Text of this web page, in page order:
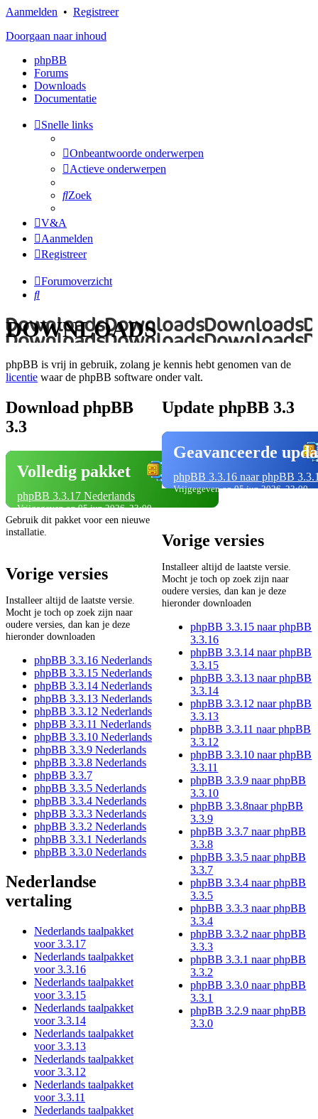
Aanmelden • Registreer
Doorgaan naar inhoud
phpBB
Forums
Downloads
Documentatie
Snelle links
Onbeantwoorde onderwerpen
Actieve onderwerpen
Zoek
V&A
Aanmelden
Registreer
Forumoverzicht
Zoek
DOWNLOADS
phpBB is vrij in gebruik, zolang je kennis hebt genomen van de
licentie waar de phpBB software onder valt.
Download phpBB
3.3
Volledig pakket
phpBB 3.3.17 Nederlands
Vrijgegeven op 05 jun 2026, 23:00
Gebruik dit pakket voor een nieuwe
installatie.
Vorige versies
Installeer altijd de laatste versie.
Mocht je toch op zoek zijn naar
oudere versies, dan kan je deze
hieronder downloaden
phpBB 3.3.16 Nederlands
phpBB 3.3.15 Nederlands
phpBB 3.3.14 Nederlands
phpBB 3.3.13 Nederlands
phpBB 3.3.12 Nederlands
phpBB 3.3.11 Nederlands
phpBB 3.3.10 Nederlands
phpBB 3.3.9 Nederlands
phpBB 3.3.8 Nederlands
phpBB 3.3.7
phpBB 3.3.5 Nederlands
phpBB 3.3.4 Nederlands
phpBB 3.3.3 Nederlands
phpBB 3.3.2 Nederlands
phpBB 3.3.1 Nederlands
phpBB 3.3.0 Nederlands
Nederlandse
vertaling
Nederlands taalpakket
voor 3.3.17
Nederlands taalpakket
voor 3.3.16
Nederlands taalpakket
voor 3.3.15
Nederlands taalpakket
voor 3.3.14
Nederlands taalpakket
voor 3.3.13
Nederlands taalpakket
voor 3.3.12
Nederlands taalpakket
voor 3.3.11
Nederlands taalpakket
Update phpBB 3.3
Geavanceerde
phpBB 3.3.16 naar phpBB
Vrijgegeven op 05 jun 2026, 23:00
Vorige versies
Installeer altijd de laatste versie.
Mocht je toch op zoek zijn naar
oudere versies, dan kan je deze
hieronder downloaden
phpBB 3.3.15 naar phpBB
3.3.16
phpBB 3.3.14 naar phpBB
3.3.15
phpBB 3.3.13 naar phpBB
3.3.14
phpBB 3.3.12 naar phpBB
3.3.13
phpBB 3.3.11 naar phpBB
3.3.12
phpBB 3.3.10 naar phpBB
3.3.11
phpBB 3.3.9 naar phpBB
3.3.10
phpBB 3.3.8naar phpBB
3.3.9
phpBB 3.3.7 naar phpBB
3.3.8
phpBB 3.3.5 naar phpBB
3.3.7
phpBB 3.3.4 naar phpBB
3.3.5
phpBB 3.3.3 naar phpBB
3.3.4
phpBB 3.3.2 naar phpBB
3.3.3
phpBB 3.3.1 naar phpBB
3.3.2
phpBB 3.3.0 naar phpBB
3.3.1
phpBB 3.2.9 naar phpBB
3.3.0